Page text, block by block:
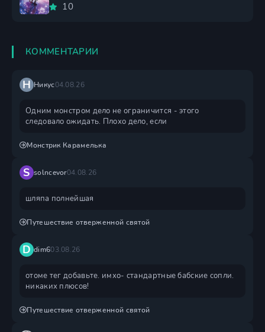
10
КОММЕНТАРИИ
Н Никус04.08.26
Одним монстром дело не ограничится - этого
следовало ожидать. Плохо дело, если
Монстрик Карамелька
S solncevor04.08.26
шляпа полнейшая
Путешествие отверженной святой
D dim603.08.26
отоме тег добавьте. имхо- стандартные бабские сопли.
никаких плюсов!
Путешествие отверженной святой